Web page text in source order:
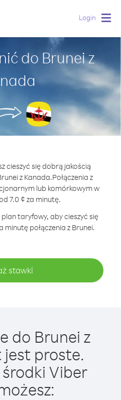
Login
do Brunei z
cieszyć się dobrą jakością
z Kanada.Połączenia z
lub komórkowym w
7.0 ¢ za minutę.
taryfowy, aby cieszyć się
minutę połączenia z Brunei.
stawki
do Brunei z
proste.
Viber